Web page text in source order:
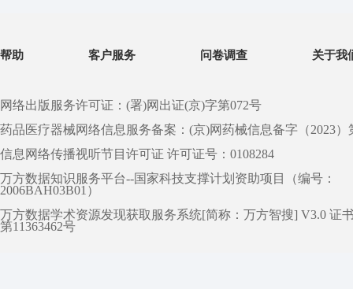
帮助 客户服务 问卷调查 关于我
网络出版服务许可证：(署)网出证(京)字第072号
药品医疗器械网络信息服务备案：(京)网药械信息备字（2023）
信息网络传播视听节目许可证 许可证号：0108284
万方数据知识服务平台--国家科技支撑计划资助项目（编号：
2006BAH03B01）
万方数据学术资源发现获取服务系统[简称：万方智搜] V3.0 证
第11363462号